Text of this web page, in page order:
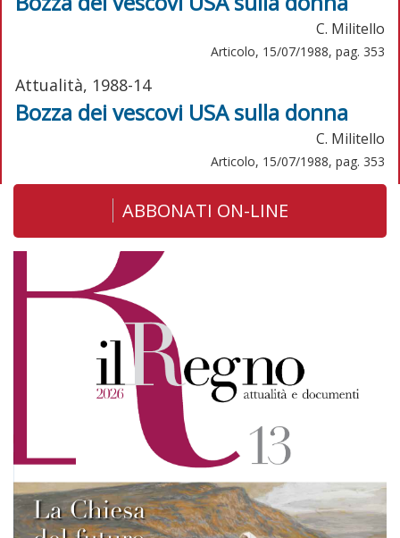
C. Militello
Articolo, 15/07/1988, pag. 353
Attualità, 1988-14
Bozza dei vescovi USA sulla donna
C. Militello
Articolo, 15/07/1988, pag. 353
ABBONATI ON-LINE